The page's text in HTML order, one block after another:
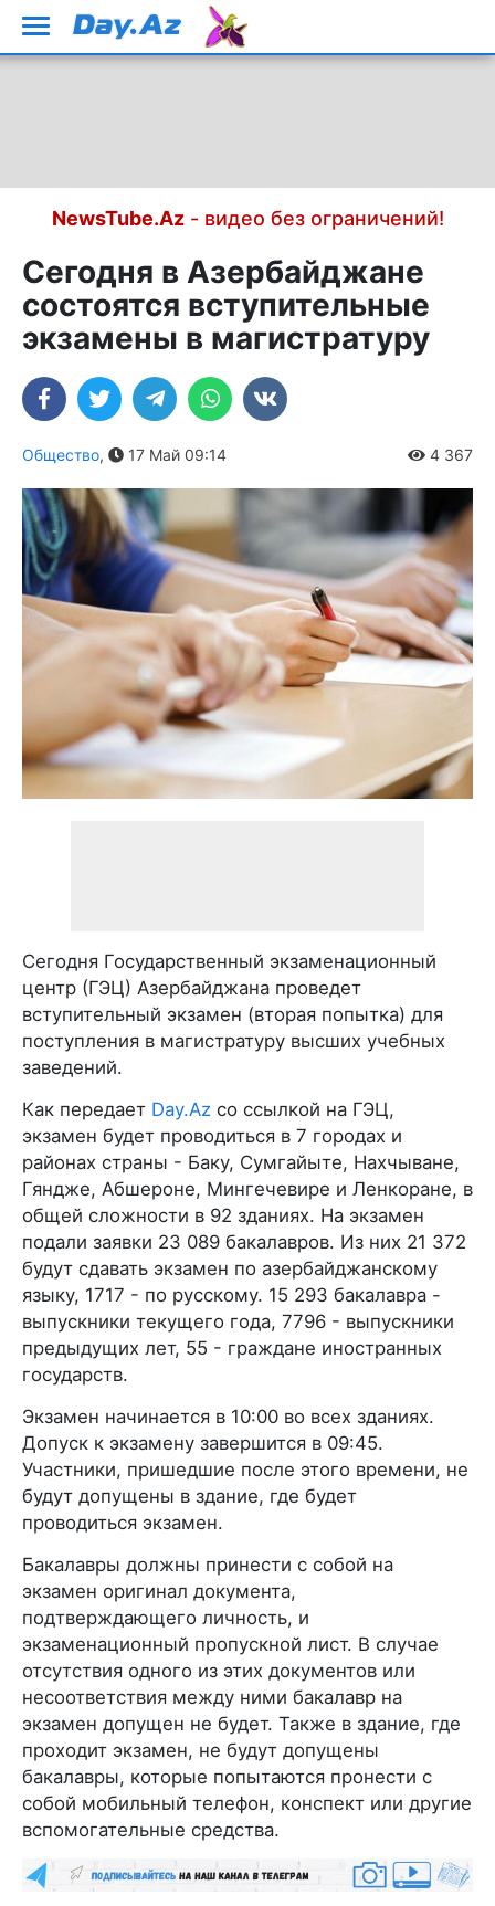
NewsTube.Az- видео без ограничений!
Сегодня в Азербайджане
состоятся вступительные
экзамены в магистратуру
Общество, 17 Май 09:14 4 367
Сегодня Государственный экзаменационный
центр (ГЭЦ) Азербайджана проведет
вступительный экзамен (вторая попытка) для
поступления в магистратуру высших учебных
заведений.
Как передает Day.Az со ссылкой на ГЭЦ,
экзамен будет проводиться в 7 городах и
районах страны - Баку, Сумгайыте, Нахчыване,
Гяндже, Абшероне, Мингечевире и Ленкоране, в
общей сложности в 92 зданиях. На экзамен
подали заявки 23 089 бакалавров. Из них 21 372
будут сдавать экзамен по азербайджанскому
языку, 1717 - по русскому. 15 293 бакалавра -
выпускники текущего года, 7796 - выпускники
предыдущих лет, 55 - граждане иностранных
государств.
Экзамен начинается в 10:00 во всех зданиях.
Допуск к экзамену завершится в 09:45.
Участники, пришедшие после этого времени, не
будут допущены в здание, где будет
проводиться экзамен.
Бакалавры должны принести с собой на
экзамен оригинал документа,
подтверждающего личность, и
экзаменационный пропускной лист. В случае
отсутствия одного из этих документов или
несоответствия между ними бакалавр на
экзамен допущен не будет. Также в здание, где
проходит экзамен, не будут допущены
бакалавры, которые попытаются пронести с
собой мобильный телефон, конспект или другие
вспомогательные средства.